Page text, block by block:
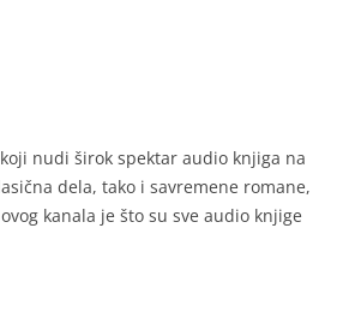
nudi širok spektar audio knjiga na
dela, tako i savremene romane,
kanala je što su sve audio knjige